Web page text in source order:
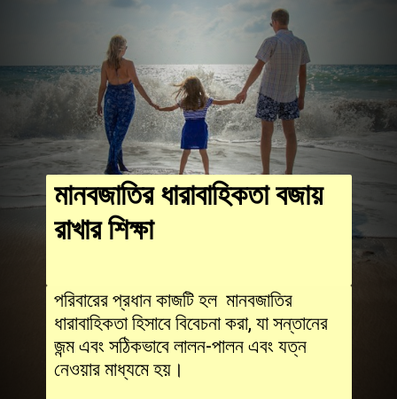
মানবজাতির ধারাবাহিকতা বজায়
রাখার শিক্ষা
পরিবারের প্রধান কাজটি হল মানবজাতির
ধারাবাহিকতা হিসাবে বিবেচনা করা, যা সন্তানের
জন্ম এবং সঠিকভাবে লালন-পালন এবং যত্ন
নেওয়ার মাধ্যমে হয়।